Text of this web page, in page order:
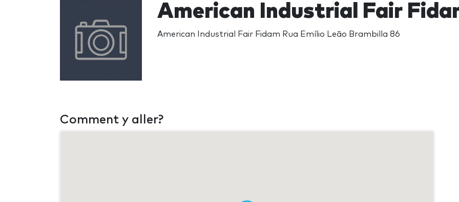
American Industrial Fair
American Industrial Fair Fidam Rua Emílio Leão Brambilla 86
Comment y aller?